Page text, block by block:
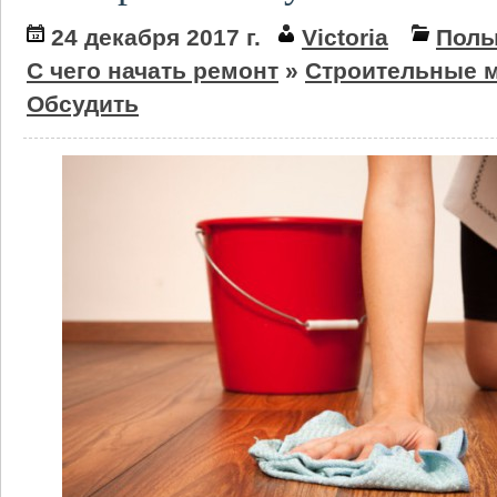
24 декабря 2017 г. Victoria
С чего начать ремонт » Строительные
Обсудить